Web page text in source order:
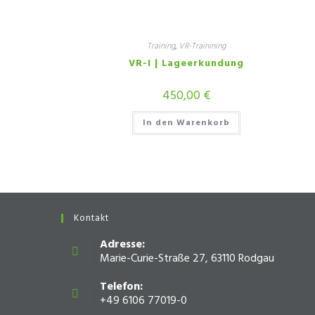
Training, VR-Trainining
VR-I | Lageerkundung
450,00€
In den Warenkorb
Kontakt
Adresse:
Marie-Curie-Straße 27, 63110 Rodgau
Telefon:
+49 6106 77019-0